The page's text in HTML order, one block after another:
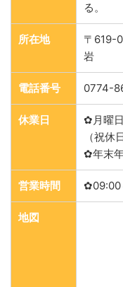
る。
所在地
〒619-
岩
電話番号 0774-
休業日
✿月曜日
（祝
✿年末
営業時間 ✿09:00
地図